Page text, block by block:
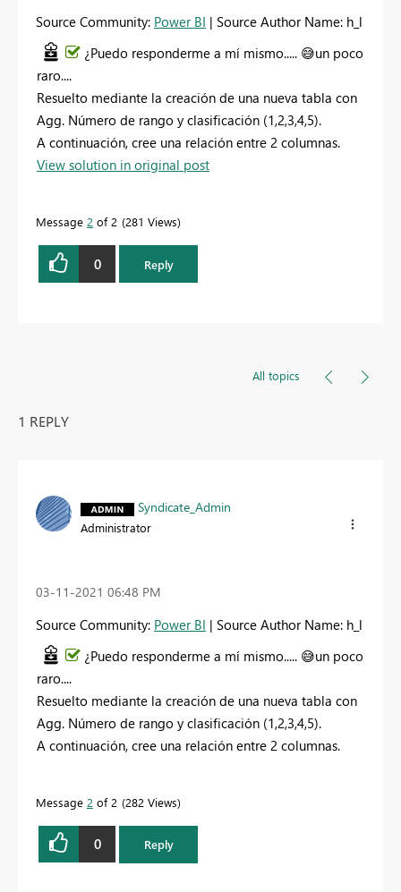
Source Community: Power BI | Source Author Name: h_l
¿Puedo responderme a mí mismo..... 😅un poco
raro....
Resuelto mediante la creación de una nueva tabla con
Agg. Número de rango y clasificación (1,2,3,4,5).
A continuación, cree una relación entre 2 columnas.
View solution in original post
Message 2 of 2 281 Views
0 Reply
All topics
1 REPLY
Syndicate_Admin
Administrator
‎03-11-2021 06:48 PM
Source Community: Power BI | Source Author Name: h_l
¿Puedo responderme a mí mismo..... 😅un poco
raro....
Resuelto mediante la creación de una nueva tabla con
Agg. Número de rango y clasificación (1,2,3,4,5).
A continuación, cree una relación entre 2 columnas.
Message 2 of 2 282 Views
0 Reply